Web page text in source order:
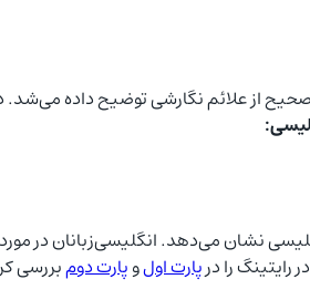
از علائم نگارشی توضیح داده
نشان می‌دهد. انگلیسی‌زبانان در
را درپارت اولوپارت دومبررسی